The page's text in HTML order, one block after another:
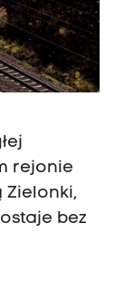
rejonie
Zielonki,
bez